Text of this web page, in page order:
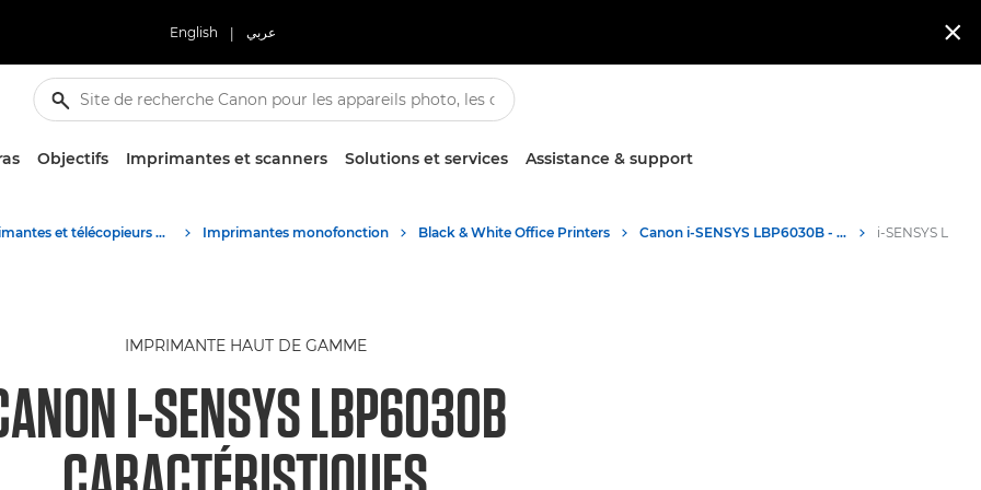
English | عربي 
Objectifs Imprimantes et scanners Solutions et services Assistance & support
Imprimantes et télécopieurs professionnels Imprimantes monofonction Black & White Office Printers Canon i-SENSYS LBP6030B - Imprimantes laser
IMPRIMANTE HAUT DE GAMME
I-SENSYS LBP6030B